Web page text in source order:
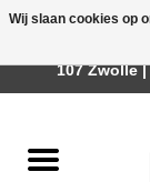
Räder Design
Wij slaan cookies op
Afhalen is
107 Zwolle